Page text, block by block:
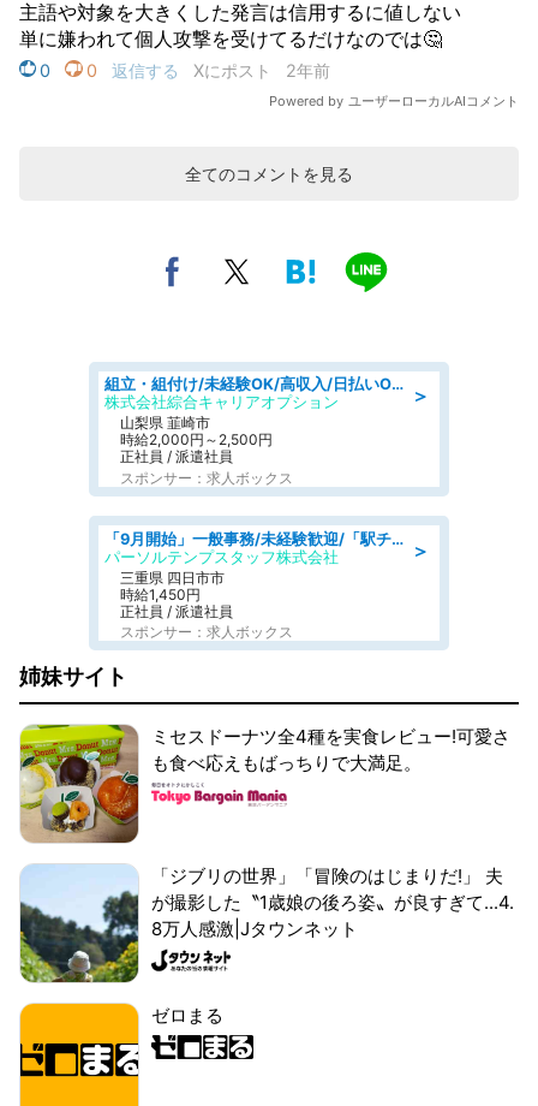
全てのコメントを見る
＞
組立・組付け/未経験OK/高収入/日払いOK/寮費無料/日勤
株式会社綜合キャリアオプション
山梨県 韮崎市
時給2,000円～2,500円
正社員 / 派遣社員
スポンサー：求人ボックス
＞
「9月開始」一般事務/未経験歓迎/「駅チカ×18時まで!」残業なし部内の1人事務@1,450円
パーソルテンプスタッフ株式会社
三重県 四日市市
時給1,450円
正社員 / 派遣社員
スポンサー：求人ボックス
姉妹サイト
ミセスドーナツ全4種を実食レビュー!可愛さ
も食べ応えもばっちりで大満足。
「ジブリの世界」「冒険のはじまりだ!」 夫
が撮影した〝1歳娘の後ろ姿〟が良すぎて...4.
8万人感激|Jタウンネット
ゼロまる